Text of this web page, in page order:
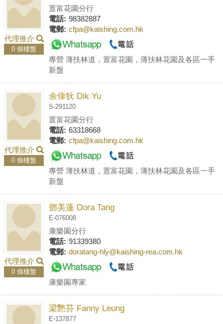
代理推介
0 個樓盤
置富花園分行
電話: 98382887
電郵: cfpa@kaishing.com.hk
專營 薄扶林道，置富花園，薄扶林花園及各區一手
新盤
代理推介
0 個樓盤
余偉狄 Dik Yu
S-291120
置富花園分行
電話: 63318668
電郵: cfpa@kaishing.com.hk
專營 薄扶林道，置富花園，薄扶林花園及各區一手
新盤
代理推介
0 個樓盤
鄧美蓮 Dora Tang
E-076008
康樂園分行
電話: 91339380
電郵: doratang-hly@kaishing-rea.com.hk
康樂園專家
梁艷芬 Fanny Leung
E-137877